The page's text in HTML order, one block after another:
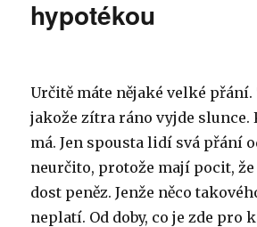
hypotékou
Určitě máte nějaké velké přání.
jakože zítra ráno vyjde slunce.
má. Jen spousta lidí svá přání
neurčito, protože mají pocit,
dost peněz. Jenže něco
neplatí. Od doby, co je zde pro